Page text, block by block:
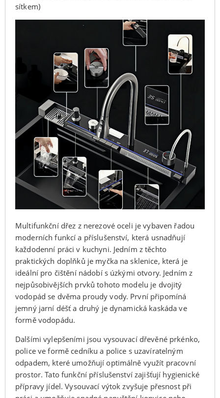
sítkem)
Multifunkční dřez z nerezové oceli je vybaven řadou
moderních funkcí a příslušenství, která usnadňují
každodenní práci v kuchyni. Jedním z těchto
praktických doplňků je myčka na sklenice, která je
ideální pro čištění nádobí s úzkými otvory. Jedním z
nejpůsobivějších prvků tohoto modelu je dvojitý
vodopád se dvěma proudy vody. První připomíná
jemný jarní déšť a druhý je dynamická kaskáda ve
formě vodopádu.
Dalšími vylepšeními jsou vysouvací dřevěné prkénko,
police ve formě cedníku a police s uzavíratelným
odpadem, které umožňují optimálně využít pracovní
prostor. Tato funkční příslušenství zajišťují hygienické
přípravy jídel. Vysouvací výtok zvyšuje přesnost při